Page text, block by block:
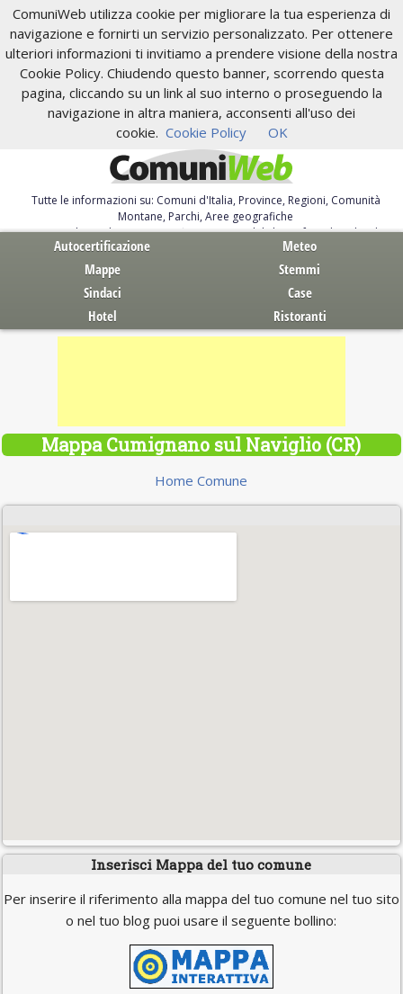
ComuniWeb utilizza cookie per migliorare la tua esperienza di
navigazione e fornirti un servizio personalizzato. Per ottenere
ulteriori informazioni ti invitiamo a prendere visione della nostra
Cookie Policy. Chiudendo questo banner, scorrendo questa
pagina, cliccando su un link al suo interno o proseguendo la
navigazione in altra maniera, acconsenti all'uso dei
cookie. Cookie Policy OK
Tutte le informazioni su: Comuni d'Italia, Province, Regioni, Comunità
Montane, Parchi, Aree geografiche
Servizi al Cittadino. Autocertificazione, moduli, leggi, free download
Autocertificazione
Meteo
Mappe
Stemmi
Sindaci
Case
Hotel
Ristoranti
Mappa Cumignano sul Naviglio (CR)
Home Comune
Inserisci Mappa del tuo comune
Per inserire il riferimento alla mappa del tuo comune nel tuo sito
o nel tuo blog puoi usare il seguente bollino: